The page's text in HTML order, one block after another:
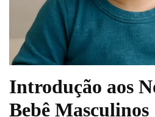
Introdução aos
Bebê Masculinos